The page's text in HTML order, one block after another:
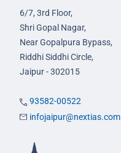
6/7, 3rd Floor,
Shri Gopal Nagar,
Near Gopalpura Bypass,
Riddhi Siddhi Circle,
Jaipur - 302015
93582-00522
infojaipur@nextias.com